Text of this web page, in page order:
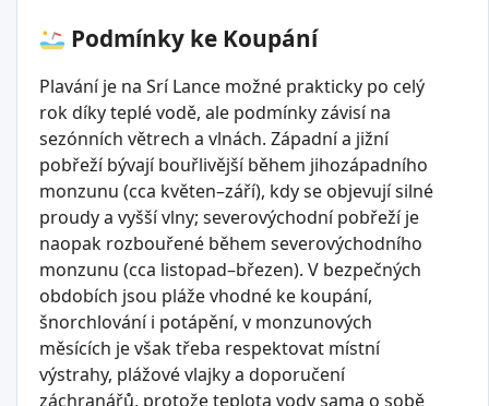
Podmínky ke Koupání
Plavání je na Srí Lance možné prakticky po celý
rok díky teplé vodě, ale podmínky závisí na
sezónních větrech a vlnách. Západní a jižní
pobřeží bývají bouřlivější během jihozápadního
monzunu (cca květen–září), kdy se objevují silné
proudy a vyšší vlny; severovýchodní pobřeží je
naopak rozbouřené během severovýchodního
monzunu (cca listopad–březen). V bezpečných
obdobích jsou pláže vhodné ke koupání,
šnorchlování i potápění, v monzunových
měsících je však třeba respektovat místní
výstrahy, plážové vlajky a doporučení
záchranářů, protože teplota vody sama o sobě